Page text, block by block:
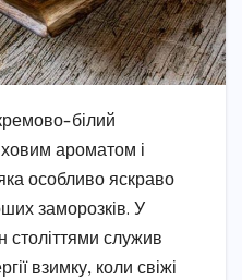
білий
ароматом і
особливо яскраво
заморозків. У
століттями служив
взимку, коли свіжі